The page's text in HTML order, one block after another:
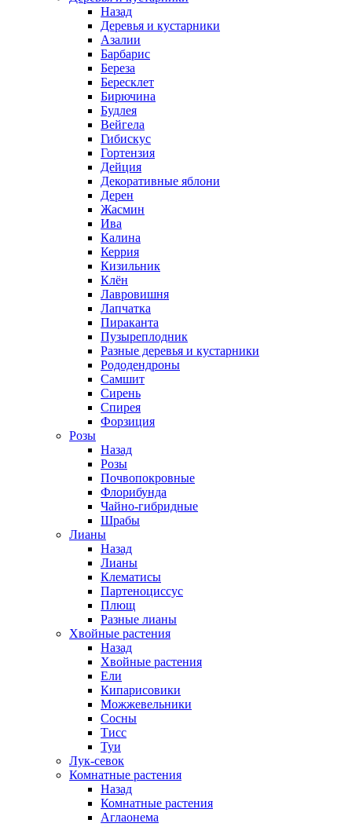
Назад
Деревья и кустарники
Азалии
Барбарис
Береза
Бересклет
Бирючина
Будлея
Вейгела
Гибискус
Гортензия
Дейция
Декоративные яблони
Дерен
Жасмин
Ива
Калина
Керрия
Кизильник
Клён
Лавровишня
Лапчатка
Пираканта
Пузыреплодник
Разные деревья и кустарники
Рододендроны
Самшит
Сирень
Спирея
Форзиция
Розы
Назад
Розы
Почвопокровные
Флорибунда
Чайно-гибридные
Шрабы
Лианы
Назад
Лианы
Клематисы
Партеноциссус
Плющ
Разные лианы
Хвойные растения
Назад
Хвойные растения
Ели
Кипарисовики
Можжевельники
Сосны
Тисс
Туи
Лук-севок
Комнатные растения
Назад
Комнатные растения
Аглаонема